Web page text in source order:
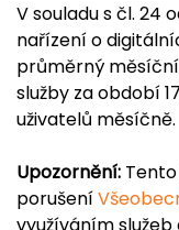
V souladu s čl. 24
nařízení o
průměrný
služby za období
uživatelů měsíčně.
Upozornění:
porušení